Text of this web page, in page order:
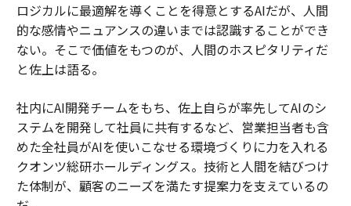
ロジカルに最適解を導くことを得意とするAIだが、人間
的な感情やニュアンスの違いまでは認識することができ
ない。そこで価値をもつのが、人間のホスピタリティだ
と佐上は語る。
社内にAI開発チームをもち、佐上自らが率先してAIのシ
ステムを開発して社員に共有するなど、営業担当者も含
めた全社員がAIを使いこなせる環境づくりに力を入れる
クオンツ総研ホールディングス。技術と人間を結びつけ
た体制が、顧客のニーズを満たす提案力を支えているの